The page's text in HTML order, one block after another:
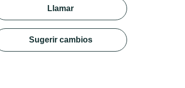
Llamar
Sugerir cambios